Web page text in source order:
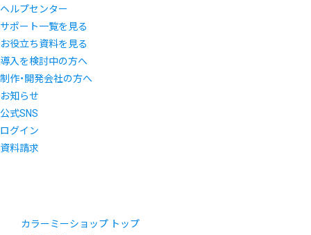
ヘルプセンター
サポート一覧を見る
お役立ち資料を見る
導入を検討中の方へ
制作・開発会社の方へ
お知らせ
公式SNS
ログイン
資料請求
カラーミーショップ トップ